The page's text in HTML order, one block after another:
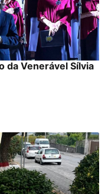
da Venerável Sílvia